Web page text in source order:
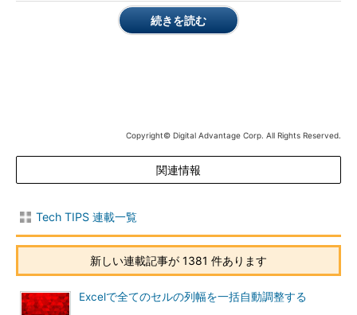
単にpopdというコマンドを実行すればよい。すると、カレント
フォルダーが、pushdで保存されていた場所へ戻る。pushdの結
C:\Documents and Settings\Administrator> cd
……最初の場
C:\Documents and Settings\Administrator
C:\Documents and Settings\Administrator>
c:\へ移動
C:\>pushd WINDOWS ……C:\WINDOWSへ移動
C:\WINDOWS>
続きを読む
Copyright© Digital Advantage Corp. All Rights Reserved.
関連情報
Tech TIPS 連載一覧
新しい連載記事が 1381 件あります
Excelで全てのセルの列幅を一括自動調整する